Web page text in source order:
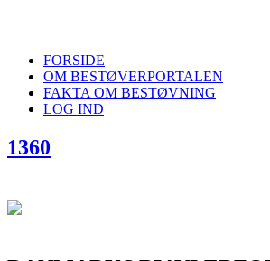
FORSIDE
OM BESTØVERPORTALEN
FAKTA OM BESTØVNING
LOG IND
1360